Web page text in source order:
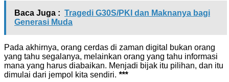
Baca Juga : Tragedi G30S/PKI dan Maknanya bagi
Generasi Muda
Pada akhirnya, orang cerdas di zaman digital bukan orang
yang tahu segalanya, melainkan orang yang tahu informasi
mana yang harus diabaikan. Menjadi bijak itu pilihan, dan itu
dimulai dari jempol kita sendiri. ***